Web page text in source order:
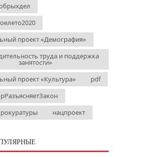
проект «Демография»
труда и поддержка
занятости»
проект «Культура»
pdf
нацпроект